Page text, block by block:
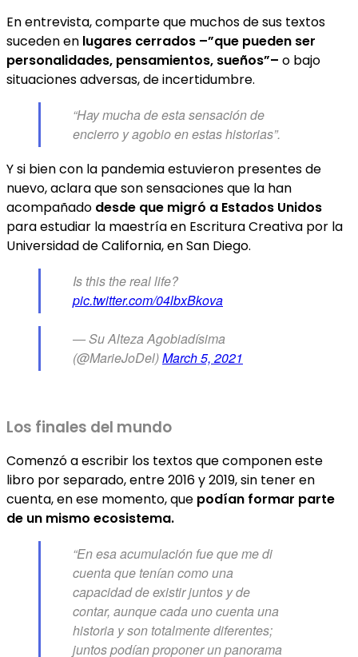
En entrevista, comparte que muchos de sus textos
suceden en lugares cerrados –”que pueden ser
personalidades, pensamientos, sueños”– o bajo
situaciones adversas, de incertidumbre.
“Hay mucha de esta sensación de
encierro y agobio en estas historias”.
Y si bien con la pandemia estuvieron presentes de
nuevo, aclara que son sensaciones que la han
acompañado desde que migró a Estados Unidos
para estudiar la maestría en Escritura Creativa por la
Universidad de California, en San Diego.
Is this the real life?
pic.twitter.com/04lbxBkova
— Su Alteza Agobiadísima
(@MarieJoDel)March 5, 2021
Los finales del mundo
Comenzó a escribir los textos que componen este
libro por separado, entre 2016 y 2019, sin tener en
cuenta, en ese momento, que podían formar parte
de un mismo ecosistema.
“En esa acumulación fue que me di
cuenta que tenían como una
capacidad de existir juntos y de
contar, aunque cada uno cuenta una
historia y son totalmente diferentes;
juntos podían proponer un panorama